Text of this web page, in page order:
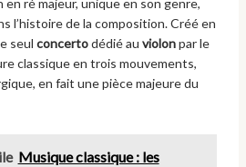
ré majeur, unique en son genre,
l’histoire de la composition. Créé en
seul concertodédié au violonpar le
classique en trois mouvements,
en fait une pièce majeure du
Musique classique : les